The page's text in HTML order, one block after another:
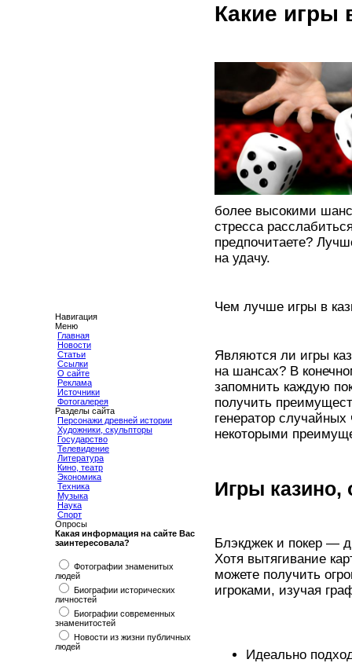
Навигация
Меню
Главная
Новости
Статьи
Ссылки
О сайте
Реклама
Источники
Фотогалерея
Разделы сайта
Персонажи древней истории
Художники, скульпторы
Государство
Телевидение
Литература
Кино, театр
Экономика
Техника
Музыка
Наука
Спорт
Опросы
Какая информация на сайте Вас
заинтересовала?
Фотографии знаменитых
людей
Биографии исторических
личностей
Биографии современных
знаменитостей
Новости из жизни публичных
людей
Какие игры
более высокими
стресса
предпочитаете?
на удачу.
Чем лучше игры в
Являются ли игры
на шансах? В
запомнить каждую
получить
генератор
некоторыми
Игры казино,
Блэкджек и покер —
Хотя вытягивание
можете получить
игроками, изучая
Идеально